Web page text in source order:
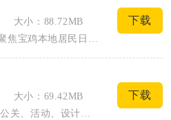
大小：88.72MB
下载
大小：69.42MB
下载